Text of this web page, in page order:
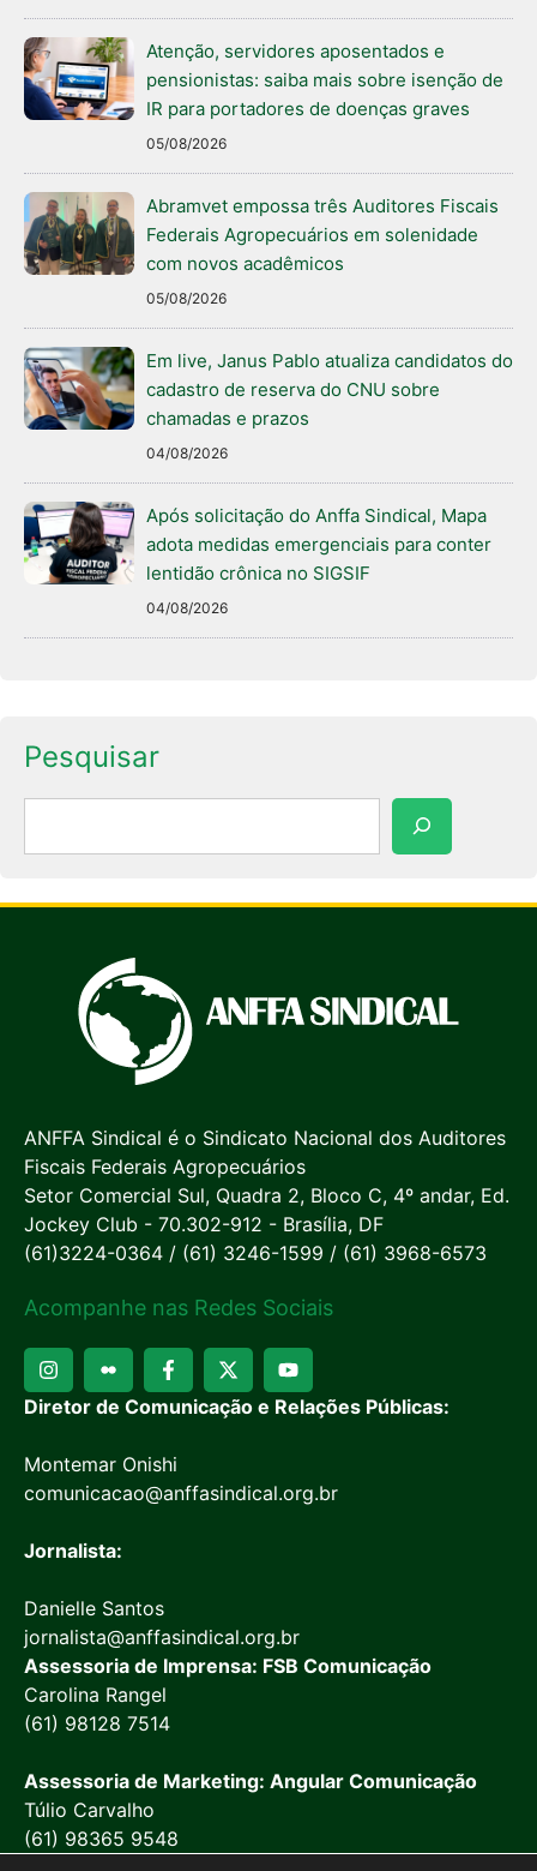
Atenção, servidores aposentados e
pensionistas: saiba mais sobre isenção de
IR para portadores de doenças graves
05/08/2026
Abramvet empossa três Auditores Fiscais
Federais Agropecuários em solenidade
com novos acadêmicos
05/08/2026
Em live, Janus Pablo atualiza candidatos do
cadastro de reserva do CNU sobre
chamadas e prazos
04/08/2026
Após solicitação do Anffa Sindical, Mapa
adota medidas emergenciais para conter
lentidão crônica no SIGSIF
04/08/2026
Pesquisar
ANFFA Sindical é o Sindicato Nacional dos Auditores
Fiscais Federais Agropecuários
Setor Comercial Sul, Quadra 2, Bloco C, 4º andar, Ed.
Jockey Club - 70.302-912 - Brasília, DF
(61)3224-0364 / (61) 3246-1599 / (61) 3968-6573
Acompanhe nas Redes Sociais
Diretor de Comunicação e Relações Públicas:
Montemar Onishi
comunicacao@anffasindical.org.br
Jornalista:
Danielle Santos
jornalista@anffasindical.org.br
Assessoria de Imprensa: FSB Comunicação
Carolina Rangel
(61) 98128 7514
Assessoria de Marketing: Angular Comunicação
Túlio Carvalho
(61) 98365 9548